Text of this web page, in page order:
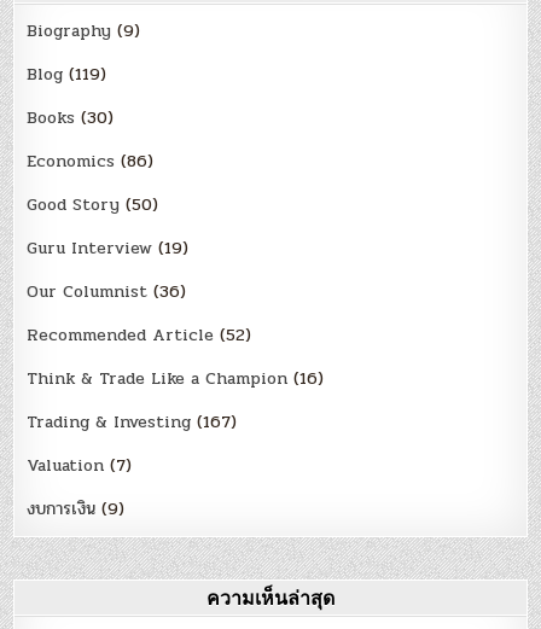
Biography (9)
Blog (119)
Books (30)
Economics (86)
Good Story (50)
Guru Interview (19)
Our Columnist (36)
Recommended Article (52)
Think & Trade Like a Champion (16)
Trading & Investing (167)
Valuation (7)
งบการเงิน (9)
ความเห็นล่าสุด